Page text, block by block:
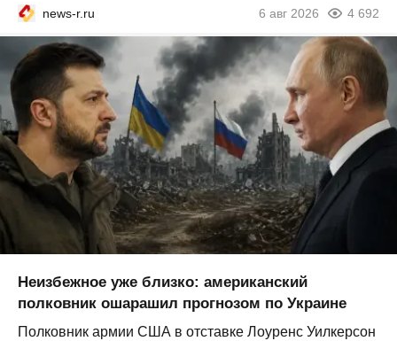
news-r.ru 6 авг 2026 4 692
Неизбежное уже близко: американский
полковник ошарашил прогнозом по Украине
Полковник армии США в отставке Лоуренс Уилкерсон